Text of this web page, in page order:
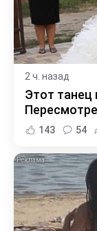
2 ч. назад
Этот танец
143 54